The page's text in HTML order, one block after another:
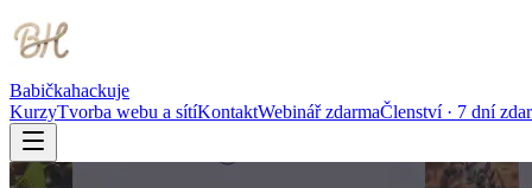
Babičkahackuje
KurzyTvorba webu a sítíKontaktWebinář zdarmaČlenství · 7 dní